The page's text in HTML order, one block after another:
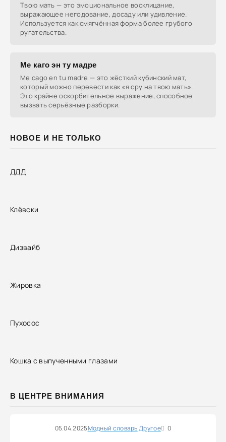
НОВОЕ И НЕ ТОЛЬКО
ДДД
Клёвски
Дизвайб
Жировка
Пухосос
Кошка с выпученными глазами
В ЦЕНТРЕ ВНИМАНИЯ
05.04.2025Модный словарьДругое 0
Твою мать — это эмоциональное восклицание,
выражающее негодование, досаду или удивление.
Используется как смягчённая форма более грубого
ругательства.
Ме каго эн ту мадре
Me cago en tu madre — это жёсткий кубинский мат,
который можно перевести как «я сру на твою мать».
Это крайне оскорбительное выражение, способное
вызвать серьёзные разборки.